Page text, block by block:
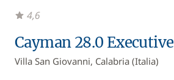
Cayman 28.0 Executive
Villa San Giovanni, Calabria (Italia)
4,6